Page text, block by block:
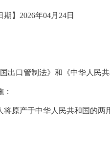
期】2026年04月24日
出口管制法》和《中华人民
原产于中华人民共和国的